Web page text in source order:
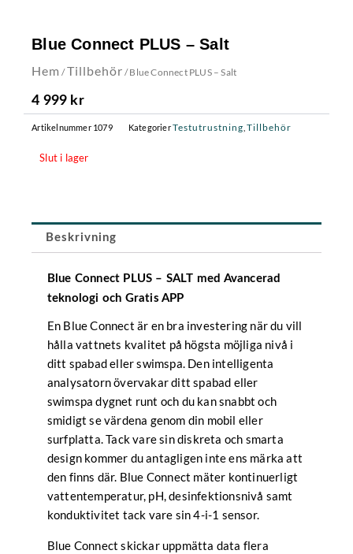
Blue Connect PLUS – Salt
Hem /Tillbehör / Blue Connect PLUS – Salt
4 999 kr
Artikelnummer 1079 KategorierTestutrustning ,Tillbehör
Slut i lager
Beskrivning
Blue Connect PLUS – SALT med Avancerad
teknologi och Gratis APP
En Blue Connect är en bra investering när du vill
hålla vattnets kvalitet på högsta möjliga nivå i
ditt spabad eller swimspa. Den intelligenta
analysatorn övervakar ditt spabad eller
swimspa dygnet runt och du kan snabbt och
smidigt se värdena genom din mobil eller
surfplatta. Tack vare sin diskreta och smarta
design kommer du antagligen inte ens märka att
den finns där. Blue Connect mäter kontinuerligt
vattentemperatur, pH, desinfektionsnivå samt
konduktivitet tack vare sin 4-i-1 sensor.
Blue Connect skickar uppmätta data flera